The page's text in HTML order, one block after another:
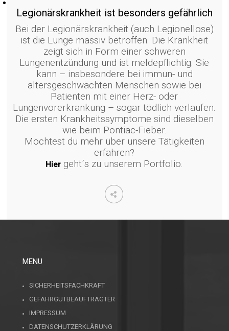
Legionärskrankheit ist besonders gefährlich
Bei der Legionärskrankheit (auch Legionellose)
ist die Lunge massiv betroffen. Die Krankheit
zeigt sich in Form einer schweren
Lungenentzündung und ist meldepflichtig. Sie
kann – insbesondere bei immun- und
altersgeschwächten Menschen sowie bei
Patienten mit einer Herz- oder
Lungenvorerkrankung – sogar tödlich verlaufen.
Die ersten Krankheitssymptome sind dieselben
wie beim Pontiac-Fieber.
Möchtest du mehr über unsere Tätigkeiten
erfahren?
Hier geht´s zu unserem Portfolio.
MENU
SICHERHEITSFACHKRAFT
GEFAHRGUTBEAUFTRAGTER
IMPRESSUM
DATENSCHUTZERKLÄRUNG